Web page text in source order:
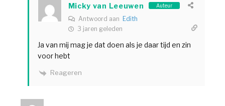
Micky van Leeuwen Auteur
Antwoord aan Edith
3 jaren geleden
Ja van mij mag je dat doen als je daar tijd en zin
voor hebt
Reageren